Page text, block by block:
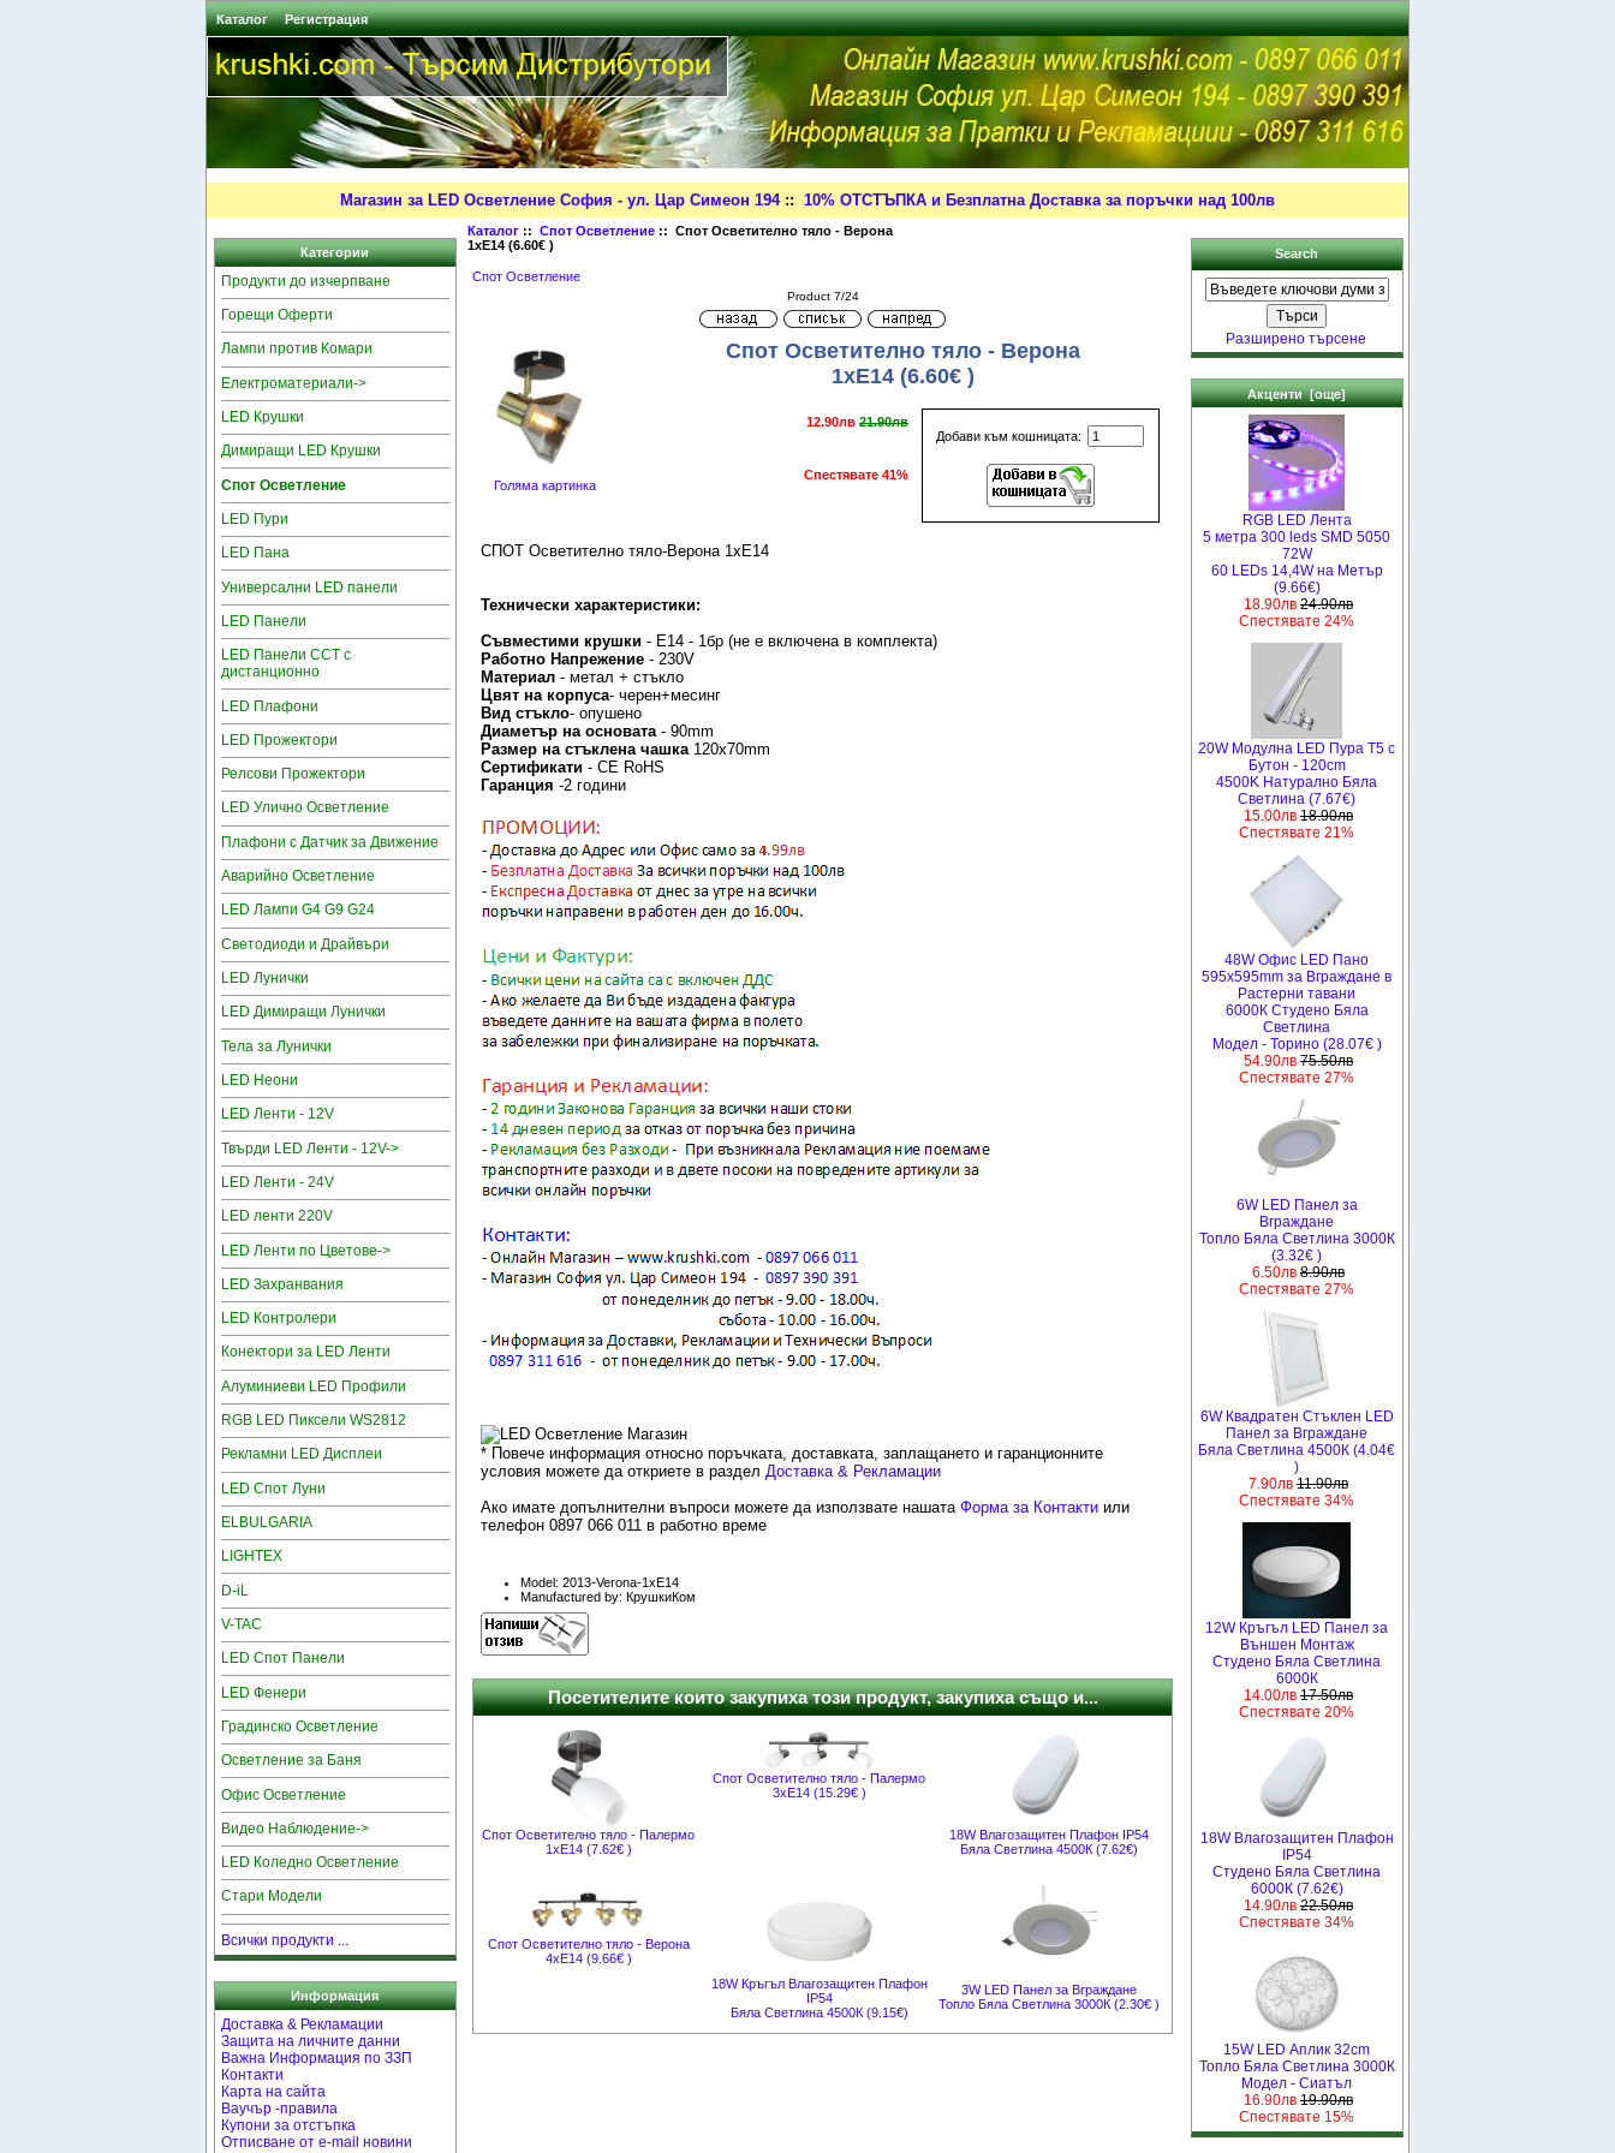
Каталог Регистрация
Магазин за LED Осветление София - ул. Цар Симеон 194:: 10% ОТСТЪПКА и Безплатна Доставка за поръчки над 100лв
Категории
Продукти до изчерпване
Горещи Оферти
Лампи против Комари
Електроматериали->
LED Крушки
Димиращи LED Крушки
Спот Осветление
LED Пури
LED Пана
Универсални LED панели
LED Панели
LED Панели CCT с
дистанционно
LED Плафони
LED Прожектори
Релсови Прожектори
LED Улично Осветление
Плафони с Датчик за Движение
Аварийно Осветление
LED Лампи G4 G9 G24
Светодиоди и Драйвъри
LED Лунички
LED Димиращи Лунички
Тела за Лунички
LED Неони
LED Ленти - 12V
Твърди LED Ленти - 12V->
LED Ленти - 24V
LED ленти 220V
LED Ленти по Цветове->
LED Захранвания
LED Контролери
Конектори за LED Ленти
Алуминиеви LED Профили
RGB LED Пиксели WS2812
Рекламни LED Дисплеи
LED Спот Луни
ELBULGARIA
LIGHTEX
D-iL
V-TAC
LED Спот Панели
LED Фенери
Градинско Осветление
Осветление за Баня
Офис Осветление
Видео Наблюдение->
LED Коледно Осветление
Стари Модели
Всички продукти ...
Информация
Доставка & Рекламации
Защита на личните данни
Важна Информация по ЗЗП
Контакти
Карта на сайта
Ваучър -правила
Купони за отстъпка
Отписване от e-mail новини
Каталог ::Спот Осветление :: Спот Осветително тяло - Верона
1xE14 (6.60€ )
Спот Осветление
Product 7/24
Голяма картинка
Спот Осветително тяло - Верона
1xE14 (6.60€ )
Добави към кошницата:
12.90лв 21.90лв
Спестявате 41%
СПОТ Осветително тяло-Верона 1хЕ14
Технически характеристики:
Съвместими крушки- Е14 - 1бр (не е включена в комплекта)
Работно Напрежение - 230V
Материал - метал + стъкло
Цвят на корпуса- черен+месинг
Вид стъкло- опушено
Диаметър на основата - 90mm
Размер на стъклена чашка120х70mm
Сертификати - CE RoHS
Гаранция -2 години
* Повече информация относно поръчката, доставката, заплащането и гаранционните
условия можете да откриете в раздел Доставка & Рекламации
Ако имате допълнителни въпроси можете да използвате нашата Форма за Контактиили
телефон 0897 066 011 в работно време
Model: 2013-Verona-1xE14
Manufactured by: КрушкиКом
Посетителите които закупиха този продукт, закупиха също и...
Спот Осветително тяло - Палермо
1xE14 (7.62€ )
Спот Осветително тяло - Палермо
3xE14 (15.29€ )
18W Влагозащитен Плафон IP54
Бяла Светлина 4500К (7.62€)
Спот Осветително тяло - Верона
4xE14 (9.66€ )
18W Кръгъл Влагозащитен Плафон
IP54
Бяла Светлина 4500К (9.15€)
3W LED Панел за Вграждане
Топло Бяла Светлина 3000К (2.30€ )
Search
Разширено търсене
Акценти [още]
RGB LED Лента
5 метра 300 leds SMD 5050
72W
60 LEDs 14,4W на Метър
(9.66€)
18.90лв 24.90лв
Спестявате 24%
20W Модулна LED Пура T5 с
Бутон - 120cm
4500K Натурално Бяла
Светлина (7.67€)
15.00лв 18.90лв
Спестявате 21%
48W Офис LED Пано
595x595mm за Вграждане в
Растерни тавани
6000К Студено Бяла
Светлина
Модел - Торино (28.07€ )
54.90лв 75.50лв
Спестявате 27%
6W LED Панел за
Вграждане
Топло Бяла Светлина 3000К
(3.32€ )
6.50лв 8.90лв
Спестявате 27%
6W Квадратен Стъклен LED
Панел за Вграждане
Бяла Светлина 4500К (4.04€
)
7.90лв 11.90лв
Спестявате 34%
12W Кръгъл LED Панел за
Външен Монтаж
Студено Бяла Светлина
6000К
14.00лв 17.50лв
Спестявате 20%
18W Влагозащитен Плафон
IP54
Студено Бяла Светлина
6000К (7.62€)
14.90лв 22.50лв
Спестявате 34%
15W LED Аплик 32cm
Топло Бяла Светлина 3000К
Модел - Сиатъл
16.90лв 19.90лв
Спестявате 15%